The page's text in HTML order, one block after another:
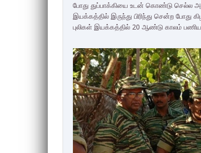
போது துப்பாக்கியை உடன் கொண்டு செல்ல
இயக்கத்தில் இருந்து பிரிந்து சென்ற
புலிகள் இயக்கத்தில் 20 ஆண்டு காலம்